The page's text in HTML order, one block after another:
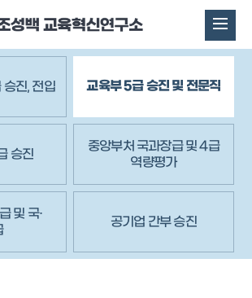
승진, 전입 교육부 5급 승진 및 전문직
승진
중앙부처 국과장급 및 4급
역량평가
및 국·
공기업 간부 승진